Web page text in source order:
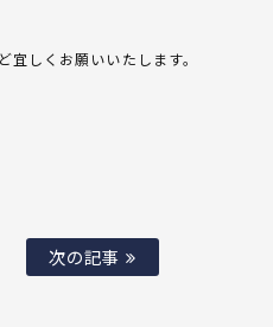
しくお願いいたします。
次の記事